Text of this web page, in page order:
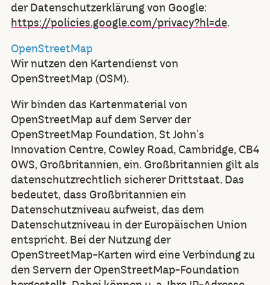
der Datenschutzerklärung von Google:
https://policies.google.com/privacy?hl=de.
OpenStreetMap
Wir nutzen den Kartendienst von
OpenStreetMap (OSM).
Wir binden das Kartenmaterial von
OpenStreetMap auf dem Server der
OpenStreetMap Foundation, St John’s
Innovation Centre, Cowley Road, Cambridge, CB4
0WS, Großbritannien, ein. Großbritannien gilt als
datenschutzrechtlich sicherer Drittstaat. Das
bedeutet, dass Großbritannien ein
Datenschutzniveau aufweist, das dem
Datenschutzniveau in der Europäischen Union
entspricht. Bei der Nutzung der
OpenStreetMap-Karten wird eine Verbindung zu
den Servern der OpenStreetMap-Foundation